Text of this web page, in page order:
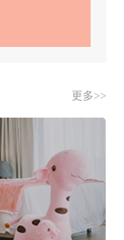
更多>>